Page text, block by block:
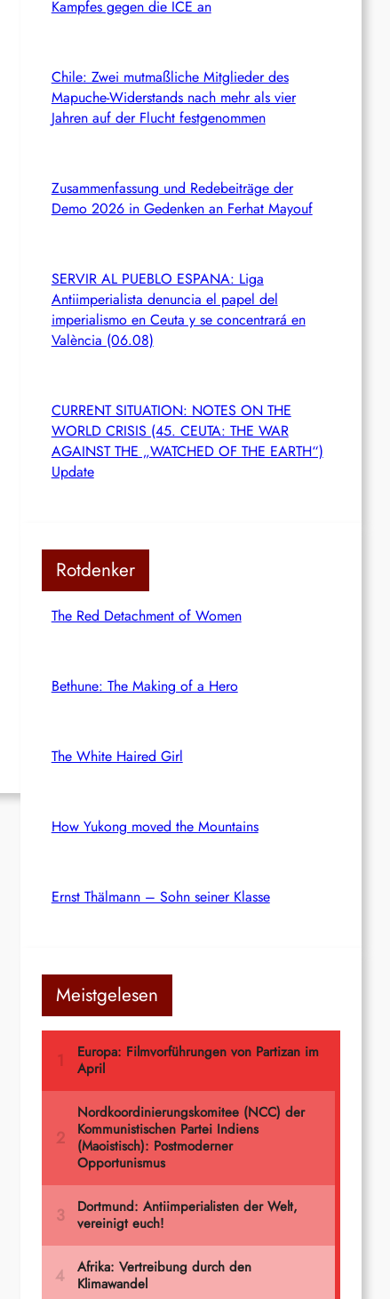
Kampfes gegen die ICE an
Chile: Zwei mutmaßliche Mitglieder des
Mapuche-Widerstands nach mehr als vier
Jahren auf der Flucht festgenommen
Zusammenfassung und Redebeiträge der
Demo 2026 in Gedenken an Ferhat Mayouf
SERVIR AL PUEBLO ESPANA: Liga
Antiimperialista denuncia el papel del
imperialismo en Ceuta y se concentrará en
València (06.08)
CURRENT SITUATION: NOTES ON THE
WORLD CRISIS (45. CEUTA: THE WAR
AGAINST THE „WATCHED OF THE EARTH“)
Update
Rotdenker
The Red Detachment of Women
Bethune: The Making of a Hero
The White Haired Girl
How Yukong moved the Mountains
Ernst Thälmann – Sohn seiner Klasse
Meistgelesen